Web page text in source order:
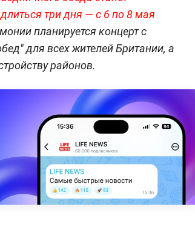
длиться три дня — с 6 по 8 мая
планируется концерт с
для всех жителей Британии, а
районов.